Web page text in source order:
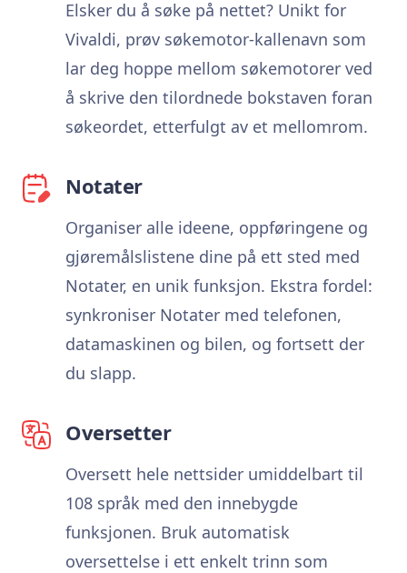
Elsker du å søke på nettet? Unikt for
Vivaldi, prøv søkemotor-kallenavn som
lar deg hoppe mellom søkemotorer ved
å skrive den tilordnede bokstaven foran
søkeordet, etterfulgt av et mellomrom.
Notater
Organiser alle ideene, oppføringene og
gjøremålslistene dine på ett sted med
Notater, en unik funksjon. Ekstra fordel:
synkroniser Notater med telefonen,
datamaskinen og bilen, og fortsett der
du slapp.
Oversetter
Oversett hele nettsider umiddelbart til
108 språk med den innebygde
funksjonen. Bruk automatisk
oversettelse i ett enkelt trinn som